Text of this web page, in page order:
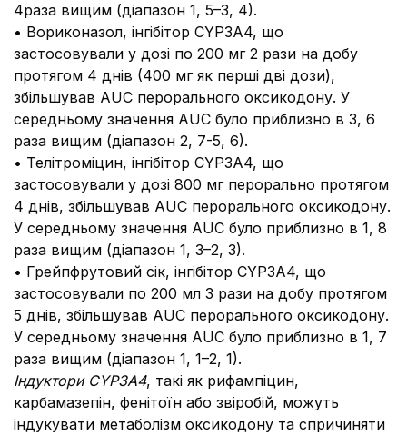
4раза вищим (діапазон 1, 5–3, 4).
• Вориконазол, інгібітор CYP3A4, що
застосовували у дозі по 200 мг 2 рази на добу
протягом 4 днів (400 мг як перші дві дози),
збільшував AUC перорального оксикодону. У
середньому значення AUC було приблизно в 3, 6
раза вищим (діапазон 2, 7-5, 6).
• Телітроміцин, інгібітор CYP3A4, що
застосовували у дозі 800 мг перорально протягом
4 днів, збільшував AUC перорального оксикодону.
У середньому значення AUC було приблизно в 1, 8
раза вищим (діапазон 1, 3–2, 3).
• Грейпфрутовий сік, інгібітор CYP3A4, що
застосовували по 200 мл 3 рази на добу протягом
5 днів, збільшував AUC перорального оксикодону.
У середньому значення AUC було приблизно в 1, 7
раза вищим (діапазон 1, 1–2, 1).
Індуктори CYP3A4, такі як рифампіцин,
карбамазепін, фенітоїн або звіробій, можуть
індукувати метаболізм оксикодону та спричиняти